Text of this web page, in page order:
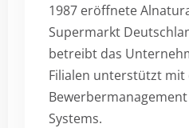
1987 eröffnete
Supermarkt
betreibt das
Filialen unterstützt mit
Systems.